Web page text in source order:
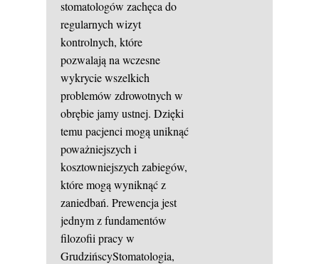
stomatologów zachęca do
regularnych wizyt
kontrolnych, które
pozwalają na wczesne
wykrycie wszelkich
problemów zdrowotnych w
obrębie jamy ustnej. Dzięki
temu pacjenci mogą uniknąć
poważniejszych i
kosztowniejszych zabiegów,
które mogą wyniknąć z
zaniedbań. Prewencja jest
jednym z fundamentów
filozofii pracy w
GrudzińscyStomatologia,